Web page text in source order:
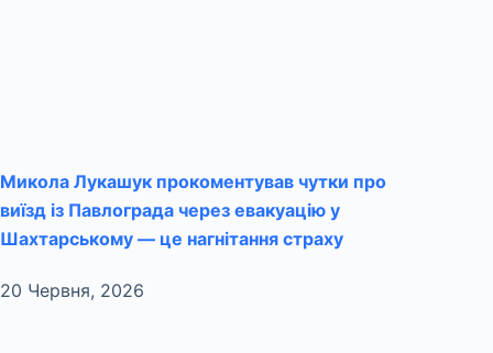
Микола Лукашук прокоментував чутки про
виїзд із Павлограда через евакуацію у
Шахтарському — це нагнітання страху
20 Червня, 2026